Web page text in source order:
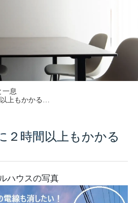
一息
上もかかる…
２時間以上もかかる
ハウスの写真